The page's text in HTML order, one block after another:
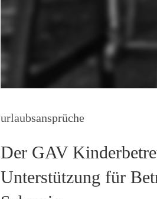
urlaubsansprüche
Der GAV
Unterstützung für